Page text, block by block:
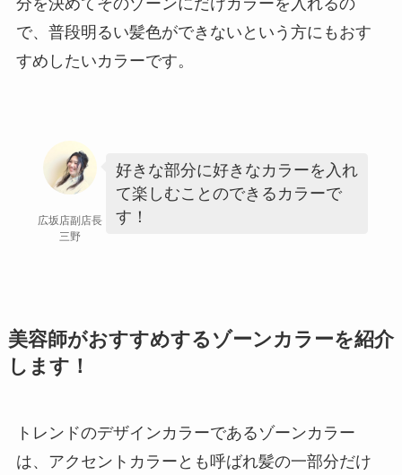
分を決めてそのゾーンにだけカラーを入れるの
で、普段明るい髪色ができないという方にもおす
すめしたいカラーです。
広坂店副店長
三野
好きな部分に好きなカラーを入れ
て楽しむことのできるカラーで
す！
美容師がおすすめするゾーンカラーを紹介
します！
トレンドのデザインカラーであるゾーンカラー
は、アクセントカラーとも呼ばれ髪の一部分だけ